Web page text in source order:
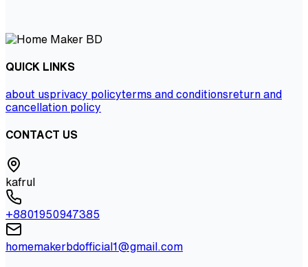
QUICK LINKS
about usprivacy policyterms and conditionsreturn and
cancellation policy
CONTACT US
kafrul
+8801950947385
homemakerbdofficial1@gmail.com